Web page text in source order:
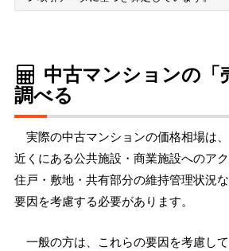
中古マンションの「
調べる
実際の中古マンションの価格相場は、
近くにある公共施設・商業施設へのアク
住戸・敷地・共有部分の維持管理状況
要因を考慮する必要があります。
一般の方は、これらの要因を考慮し